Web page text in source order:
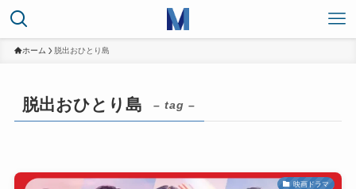
ホーム 脱出おひとり島
脱出おひとり島 – tag –
映画ドラマ